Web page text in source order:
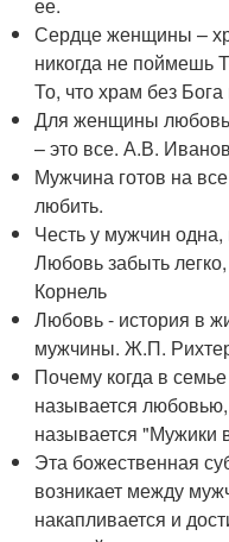
ее.
Сердце женщины –
никогда не поймешь
То, что храм без Бога
Для женщины
– это все. А.В. Иванов
Мужчина готов на
любить.
Честь у мужчин
Любовь забыть
Корнель
Любовь - история в
мужчины. Ж.П.
Почему когда в
называется
называется "Мужики
Эта божественная
возникает между
накапливается и